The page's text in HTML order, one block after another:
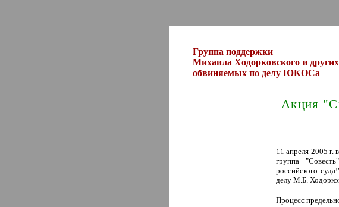
Группа поддержки
Михаила Ходорковского и других
обвиняемых по делу ЮКОСа
Акция
11 апреля 2005 г.
группа
российского
делу М.Б.
Процесс